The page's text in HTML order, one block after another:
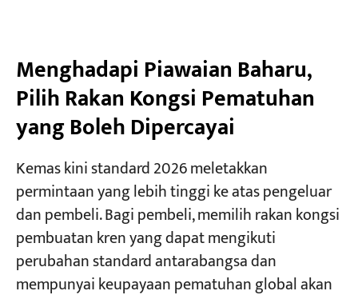
Menghadapi Piawaian Baharu,
Pilih Rakan Kongsi Pematuhan
yang Boleh Dipercayai
Kemas kini standard 2026 meletakkan
permintaan yang lebih tinggi ke atas pengeluar
dan pembeli. Bagi pembeli, memilih rakan kongsi
pembuatan kren yang dapat mengikuti
perubahan standard antarabangsa dan
mempunyai keupayaan pematuhan global akan